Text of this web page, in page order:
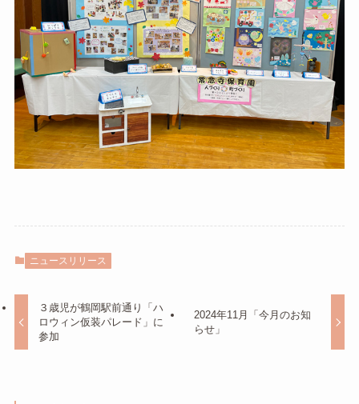
ニュースリリース
３歳児が鶴岡駅前通り「ハ
ロウィン仮装パレード」に
参加
2024年11月「今月のお知
らせ」